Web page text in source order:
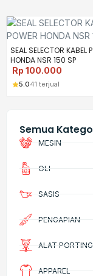
Semua
MESIN
OLI
SASIS
PENGAPIAN
ALAT PORTING
APPAREL
SEAL SELECTOR KABEL
HONDA NSR 150 SP
Rp 100.000
5.041 terjual